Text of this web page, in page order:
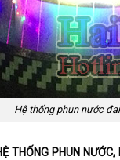
Hệ thống phun nước
THỐNG PHUN